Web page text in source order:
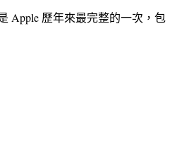
Apple 歷年來最完整的一次，包